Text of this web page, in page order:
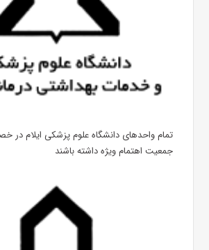
تمام واحدهای دانشگاه علوم پزشکی ایلام در
جمعیت اهتمام ویژه داشته باشند